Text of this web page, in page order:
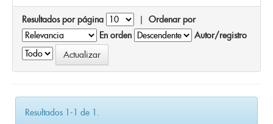
Resultados por página | Ordenar por
En orden
Autor/registro
Resultados 1-1 de 1.